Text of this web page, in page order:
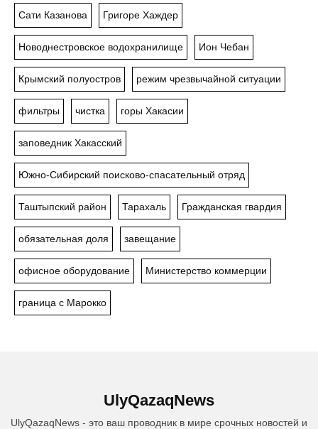
Сати Казанова Григоре Хаждер
Новоднестровское водохранилище Ион Чебан
Крымский полуостров режим чрезвычайной ситуации
фильтры чистка горы Хакасии
заповедник Хакасский
Южно-Сибирский поисково-спасательный отряд
Таштыпский район Тарахаль Гражданская гвардия
обязательная доля завещание
офисное оборудование Министерство коммерции
граница с Марокко
UlyQazaqNews
UlyQazaqNews - это ваш проводник в мире срочных новостей и